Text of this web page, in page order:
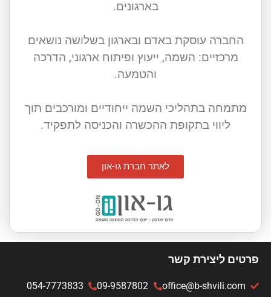
בארגונים.
החברה עוסקת באדם ובארגון בשלושה נושאים
מרכזיים: השמה, ייעוץ ופיתוח ארגוני, הדרכה
והטמעה.
מתמחה בתהליכי השמה ייחודיים ומורכבים תוך
ליווי בתקופת ההכשרה והכניסה לתפקיד.
לאתר חברת גו-און
פרטים ליצירת קשר
office@b-shvili.com
09-9587802
054-7773833